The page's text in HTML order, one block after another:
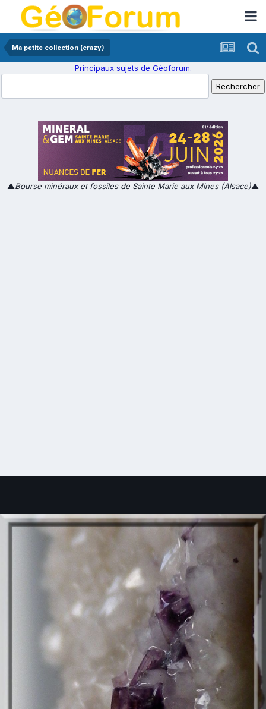
Ma petite collection (crazy)
Principaux sujets de Géoforum.
▲Bourse minéraux et fossiles de Sainte Marie aux Mines (Alsace)▲